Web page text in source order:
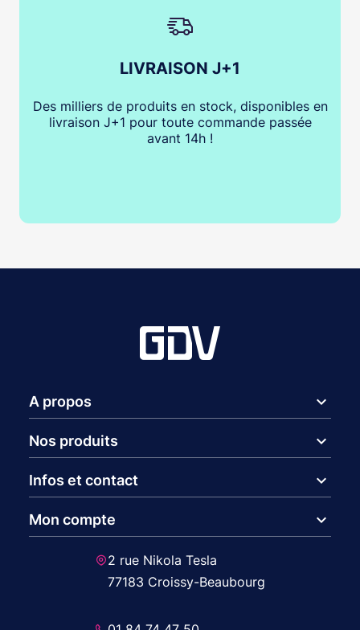
LIVRAISON J+1
Des milliers de produits en stock, disponibles en
livraison J+1 pour toute commande passée
avant 14h !
A propos expand_more
Nos produits expand_more
Infos et contact expand_more
Mon compte expand_more
2 rue Nikola Tesla
77183 Croissy-Beaubourg